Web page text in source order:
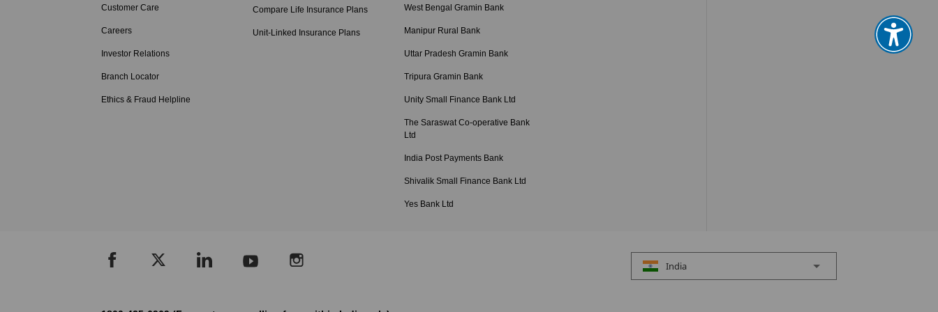
Customer Care
Careers
Investor Relations
Branch Locator
Ethics & Fraud Helpline
Compare Life Insurance Plans
Unit-Linked Insurance Plans
West Bengal Gramin Bank
Manipur Rural Bank
Uttar Pradesh Gramin Bank
Tripura Gramin Bank
Unity Small Finance Bank Ltd
The Saraswat Co-operative Bank
Ltd
India Post Payments Bank
Shivalik Small Finance Bank Ltd
Yes Bank Ltd
India